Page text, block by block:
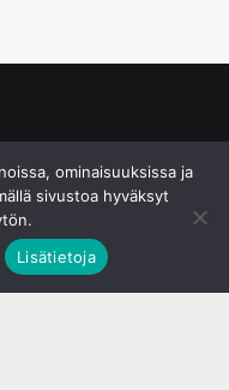
ominaisuuksissa ja
sivustoa hyväksyt
Lisätietoja